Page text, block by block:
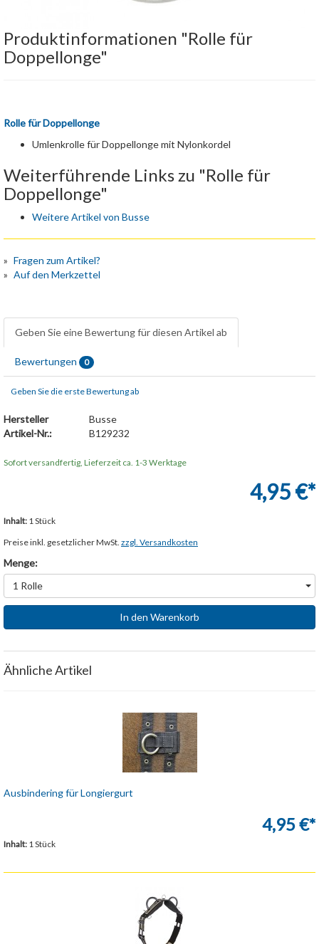
Produktinformationen "Rolle für
Doppellonge"
Rolle für Doppellonge
Umlenkrolle für Doppellonge mit Nylonkordel
Weiterführende Links zu "Rolle für
Doppellonge"
Weitere Artikel von Busse
Fragen zum Artikel?
Auf den Merkzettel
Geben Sie eine Bewertung für diesen Artikel ab
Bewertungen 0
Geben Sie die erste Bewertung ab
Hersteller
Busse
Artikel-Nr.:
B129232
Sofort versandfertig, Lieferzeit ca. 1-3 Werktage
4,95 €*
Inhalt: 1 Stück
Preise inkl. gesetzlicher MwSt. zzgl. Versandkosten
Menge:
1 Rolle
In den Warenkorb
Ähnliche Artikel
Ausbindering für Longiergurt
4,95 €*
Inhalt: 1 Stück